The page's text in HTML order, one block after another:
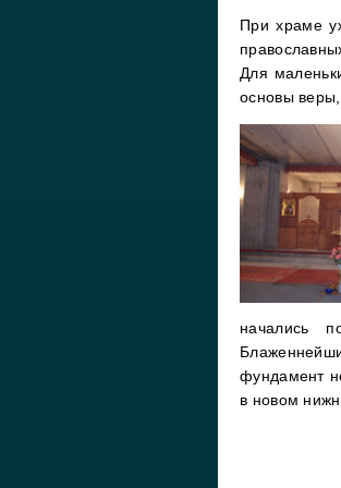
При храме
Для
основы веры,
начались
фундамент
в новом